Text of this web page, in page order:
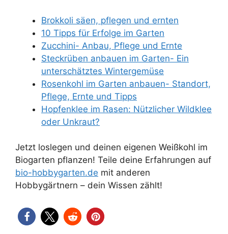
Brokkoli säen, pflegen und ernten
10 Tipps für Erfolge im Garten
Zucchini- Anbau, Pflege und Ernte
Steckrüben anbauen im Garten- Ein
unterschätztes Wintergemüse
Rosenkohl im Garten anbauen- Standort,
Pflege, Ernte und Tipps
Hopfenklee im Rasen: Nützlicher Wildklee
oder Unkraut?
Jetzt loslegen und deinen eigenen Weißkohl im
Biogarten pflanzen! Teile deine Erfahrungen auf
bio-hobbygarten.de mit anderen
Hobbygärtnern – dein Wissen zählt!